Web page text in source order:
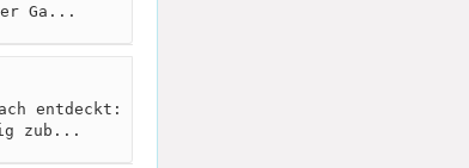
Ga...
entdeckt:
zub...